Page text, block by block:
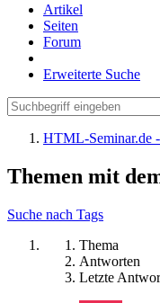
Artikel
Seiten
Forum
Erweiterte Suche
HTML-Seminar.de
Themen mit
Suche nach Tags
Thema
Antworten
Letzte